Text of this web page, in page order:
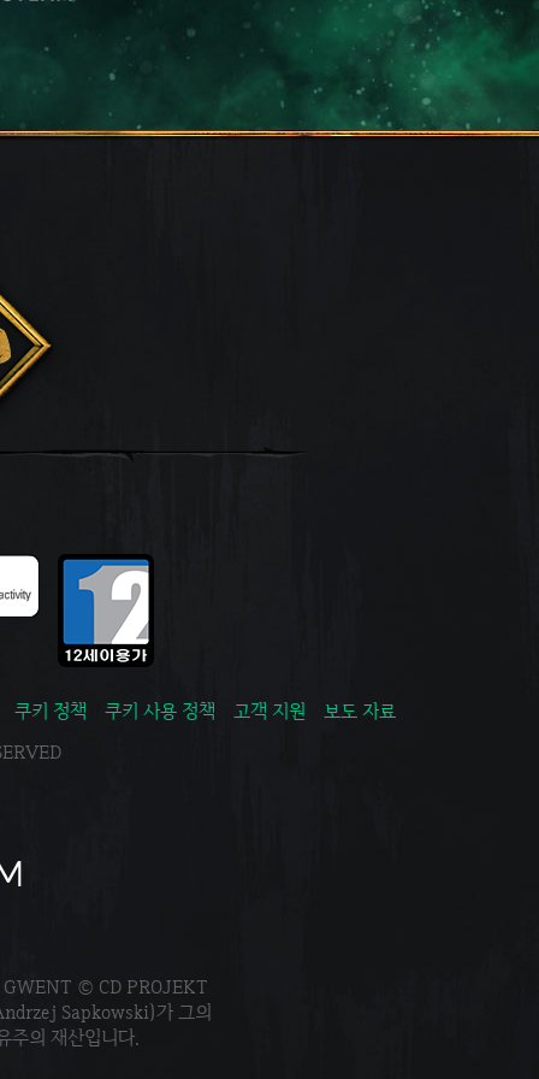
쿠키 정책 쿠키 사용 정책 고객 지원
보도 자료
© CD PROJEKT
Sapkowski)가 그의
주의 재산입니다.